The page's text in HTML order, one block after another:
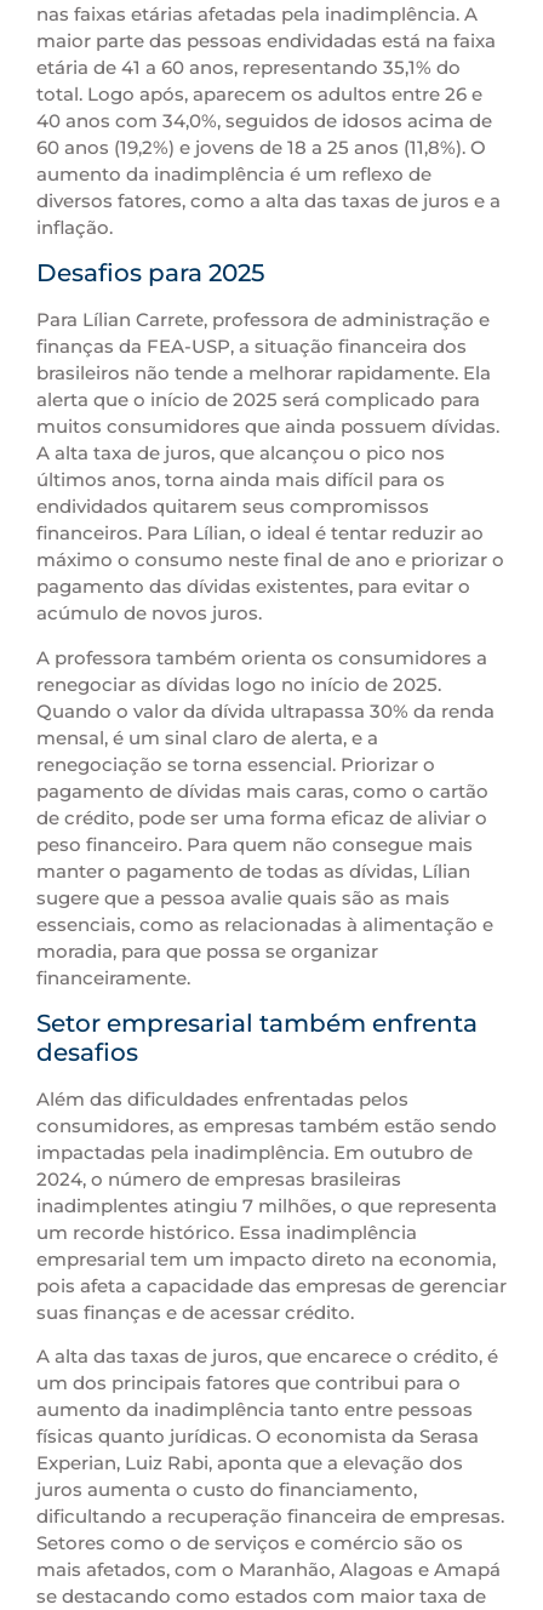
nas faixas etárias afetadas pela inadimplência. A
maior parte das pessoas endividadas está na faixa
etária de 41 a 60 anos, representando 35,1% do
total. Logo após, aparecem os adultos entre 26 e
40 anos com 34,0%, seguidos de idosos acima de
60 anos (19,2%) e jovens de 18 a 25 anos (11,8%). O
aumento da inadimplência é um reflexo de
diversos fatores, como a alta das taxas de juros e a
inflação.
Desafios para 2025
Para Lílian Carrete, professora de administração e
finanças da FEA-USP, a situação financeira dos
brasileiros não tende a melhorar rapidamente. Ela
alerta que o início de 2025 será complicado para
muitos consumidores que ainda possuem dívidas.
A alta taxa de juros, que alcançou o pico nos
últimos anos, torna ainda mais difícil para os
endividados quitarem seus compromissos
financeiros. Para Lílian, o ideal é tentar reduzir ao
máximo o consumo neste final de ano e priorizar o
pagamento das dívidas existentes, para evitar o
acúmulo de novos juros.
A professora também orienta os consumidores a
renegociar as dívidas logo no início de 2025.
Quando o valor da dívida ultrapassa 30% da renda
mensal, é um sinal claro de alerta, e a
renegociação se torna essencial. Priorizar o
pagamento de dívidas mais caras, como o cartão
de crédito, pode ser uma forma eficaz de aliviar o
peso financeiro. Para quem não consegue mais
manter o pagamento de todas as dívidas, Lílian
sugere que a pessoa avalie quais são as mais
essenciais, como as relacionadas à alimentação e
moradia, para que possa se organizar
financeiramente.
Setor empresarial também enfrenta
desafios
Além das dificuldades enfrentadas pelos
consumidores, as empresas também estão sendo
impactadas pela inadimplência. Em outubro de
2024, o número de empresas brasileiras
inadimplentes atingiu 7 milhões, o que representa
um recorde histórico. Essa inadimplência
empresarial tem um impacto direto na economia,
pois afeta a capacidade das empresas de gerenciar
suas finanças e de acessar crédito.
A alta das taxas de juros, que encarece o crédito, é
um dos principais fatores que contribui para o
aumento da inadimplência tanto entre pessoas
físicas quanto jurídicas. O economista da Serasa
Experian, Luiz Rabi, aponta que a elevação dos
juros aumenta o custo do financiamento,
dificultando a recuperação financeira de empresas.
Setores como o de serviços e comércio são os
mais afetados, com o Maranhão, Alagoas e Amapá
se destacando como estados com maior taxa de